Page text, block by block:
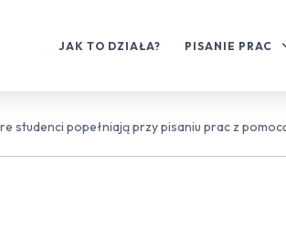
JAK TO DZIAŁA? PISANIE PRAC
studenci popełniają przy pisaniu prac z